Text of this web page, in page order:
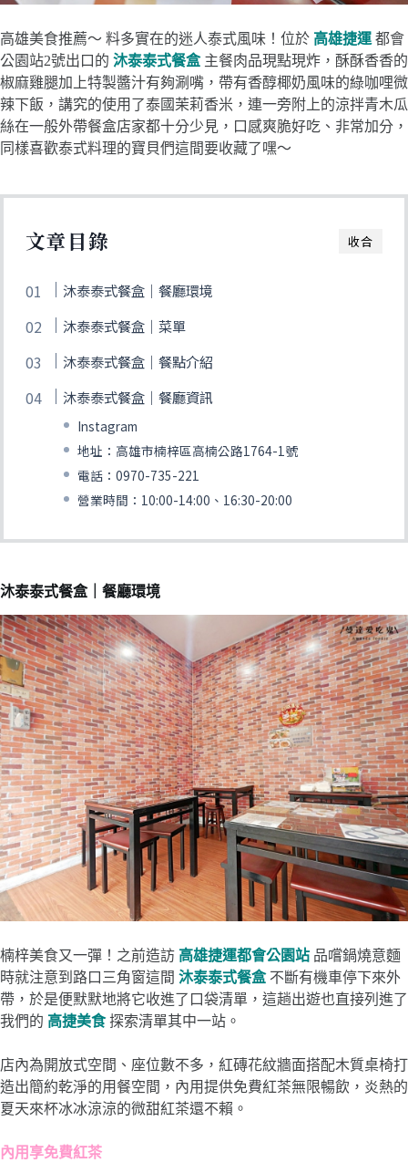
高雄美食推薦～ 料多實在的迷人泰式風味！位於 高雄捷運 都會
公園站2號出口的 沐泰泰式餐盒主餐肉品現點現炸，酥酥香香的
椒麻雞腿加上特製醬汁有夠涮嘴，帶有香醇椰奶風味的綠咖哩微
辣下飯，講究的使用了泰國茉莉香米，連一旁附上的涼拌青木瓜
絲在一般外帶餐盒店家都十分少見，口感爽脆好吃、非常加分，
同樣喜歡泰式料理的寶貝們這間要收藏了嘿～
收合
文章目錄
沐泰泰式餐盒｜餐廳環境
沐泰泰式餐盒｜菜單
沐泰泰式餐盒｜餐點介紹
沐泰泰式餐盒｜餐廳資訊
Instagram
地址：高雄市楠梓區高楠公路1764-1號
電話：0970-735-221
營業時間：10:00-14:00、16:30-20:00
沐泰泰式餐盒｜餐廳環境
楠梓美食又一彈！之前造訪 高雄捷運都會公園站 品嚐鍋燒意麵
時就注意到路口三角窗這間 沐泰泰式餐盒不斷有機車停下來外
帶，於是便默默地將它收進了口袋清單，這趟出遊也直接列進了
我們的 高捷美食探索清單其中一站。
店內為開放式空間、座位數不多，紅磚花紋牆面搭配木質桌椅打
造出簡約乾淨的用餐空間，內用提供免費紅茶無限暢飲，炎熱的
夏天來杯冰冰涼涼的微甜紅茶還不賴。
內用享免費紅茶